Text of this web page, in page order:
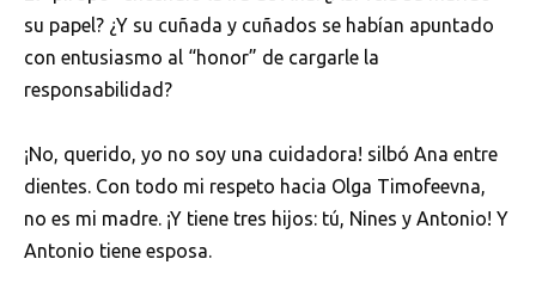
su papel? ¿Y su cuñada y cuñados se habían apuntado
con entusiasmo al “honor” de cargarle la
responsabilidad?
¡No, querido, yo no soy una cuidadora! silbó Ana entre
dientes. Con todo mi respeto hacia Olga Timofeevna,
no es mi madre. ¡Y tiene tres hijos: tú, Nines y Antonio! Y
Antonio tiene esposa.